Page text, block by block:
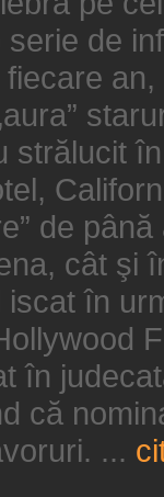
de
strălucit
de
cât şi
în
în
că
...